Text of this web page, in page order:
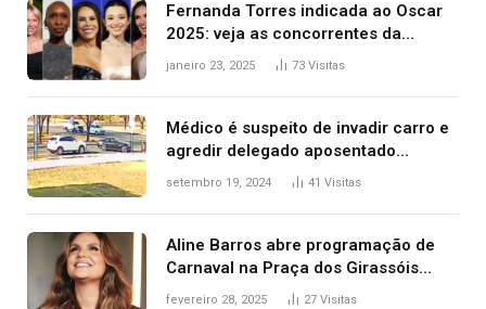
Fernanda Torres indicada ao Oscar
2025: veja as concorrentes da
brasileira a melhor atriz
janeiro 23, 2025 73 Visitas
Médico é suspeito de invadir carro e
agredir delegado aposentado
durante confusão no trânsito
setembro 19, 2024 41 Visitas
Aline Barros abre programação de
Carnaval na Praça dos Girassóis
nesta sexta-feira, em Palmas
fevereiro 28, 2025 27 Visitas